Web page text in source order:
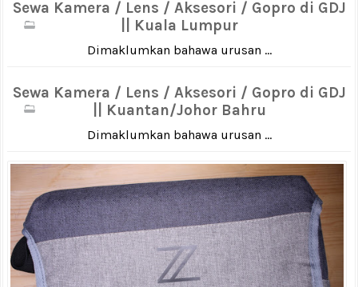
Sewa Kamera / Lens / Aksesori / Gopro di GDJ
|| Kuala Lumpur
Dimaklumkan bahawa urusan ...
Sewa Kamera / Lens / Aksesori / Gopro di GDJ
|| Kuantan/Johor Bahru
Dimaklumkan bahawa urusan ...